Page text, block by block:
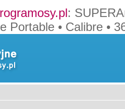
:
Portable • Calibre •